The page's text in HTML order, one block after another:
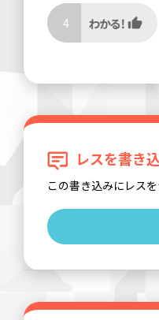
4
レスを書き
この書き込みにレス